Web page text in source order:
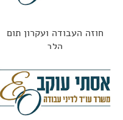
חוזה העבודה ועקרון תום
הלב